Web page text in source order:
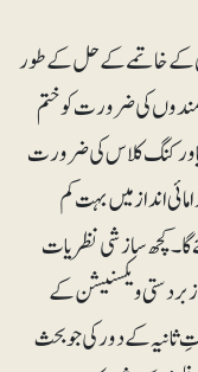
کے خاتمے کے حل کے طور
کی ضرورت کو ختم
ورکنگ کلاس کی ضرورت
انداز میں بہت کم
گا۔ کچھ سازشی نظریات
ویکسنیشن کے
ثانیہ کے دور کی جو بحث